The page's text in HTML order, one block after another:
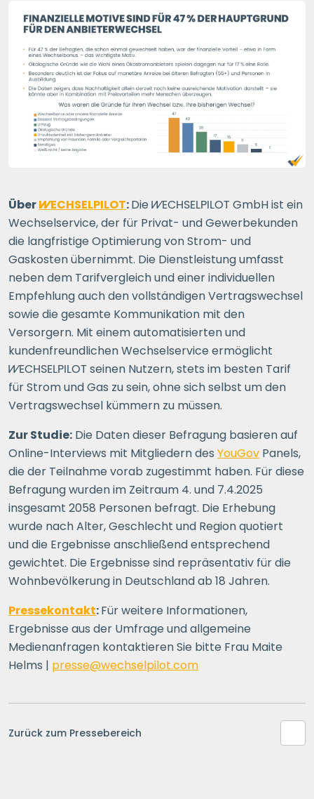
ÜberWECHSELPILOT:Die WECHSELPILOT GmbH ist ein
Wechselservice, der für Privat- und Gewerbekunden
die langfristige Optimierung von Strom- und
Gaskosten übernimmt. Die Dienstleistung umfasst
neben dem Tarifvergleich und einer individuellen
Empfehlung auch den vollständigen Vertragswechsel
sowie die gesamte Kommunikation mit den
Versorgern. Mit einem automatisierten und
kundenfreundlichen Wechselservice ermöglicht
WECHSELPILOT seinen Nutzern, stets im besten Tarif
für Strom und Gas zu sein, ohne sich selbst um den
Vertragswechsel kümmern zu müssen.
Zur Studie: Die Daten dieser Befragung basieren auf
Online-Interviews mit Mitgliedern des YouGov Panels,
die der Teilnahme vorab zugestimmt haben. Für diese
Befragung wurden im Zeitraum 4. und 7.4.2025
insgesamt 2058 Personen befragt. Die Erhebung
wurde nach Alter, Geschlecht und Region quotiert
und die Ergebnisse anschließend entsprechend
gewichtet. Die Ergebnisse sind repräsentativ für die
Wohnbevölkerung in Deutschland ab 18 Jahren.
Pressekontakt:Für weitere Informationen,
Ergebnisse aus der Umfrage und allgemeine
Medienanfragen kontaktieren Sie bitte Frau Maite
Helms | presse@wechselpilot.com
Zurück zum Pressebereich